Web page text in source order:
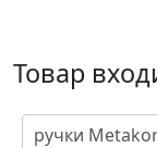
Товар
ручки